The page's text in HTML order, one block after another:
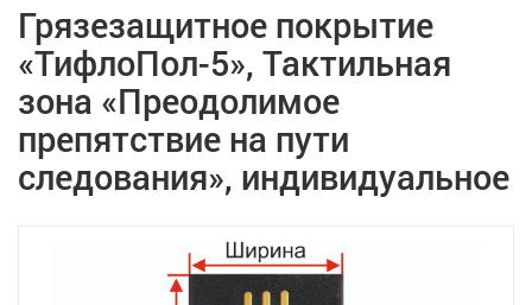
Грязезащитное покрытие
«ТифлоПол-5», Тактильная
зона «Преодолимое
препятствие на пути
следования», индивидуальное